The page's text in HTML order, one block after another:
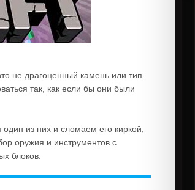
не драгоценный камень или тип
так, как если бы они были
из них и сломаем его киркой,
оружия и инструментов с
блоков.